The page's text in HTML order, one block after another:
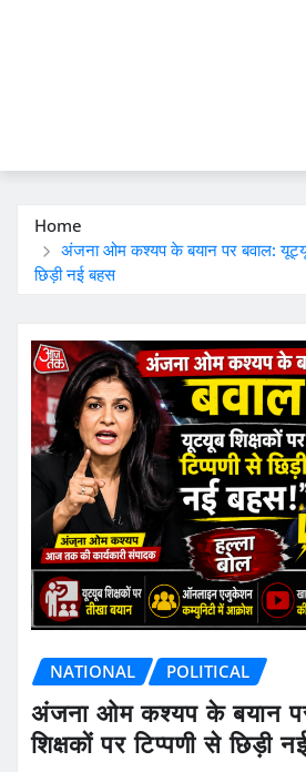
Home
अंजना ओम कश्यप के बयान पर बवाल: यूट्यूब
छिड़ी नई बहस
NATIONAL POLITICAL
अंजना ओम कश्यप के बयान
शिक्षकों पर टिप्पणी से छिड़ी